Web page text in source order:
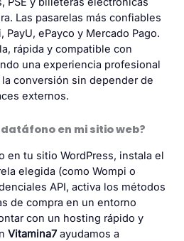
Las pasarelas más confiables
ePayco y Mercado Pago.
rápida y compatible con
una experiencia profesional
conversión sin depender de
externos.
en mi sitio web?
en tu sitio WordPress, instala el
elegida (como Wompi o
API, activa los métodos
de compra en un entorno
con un hosting rápido y
Vitamina7ayudamos a